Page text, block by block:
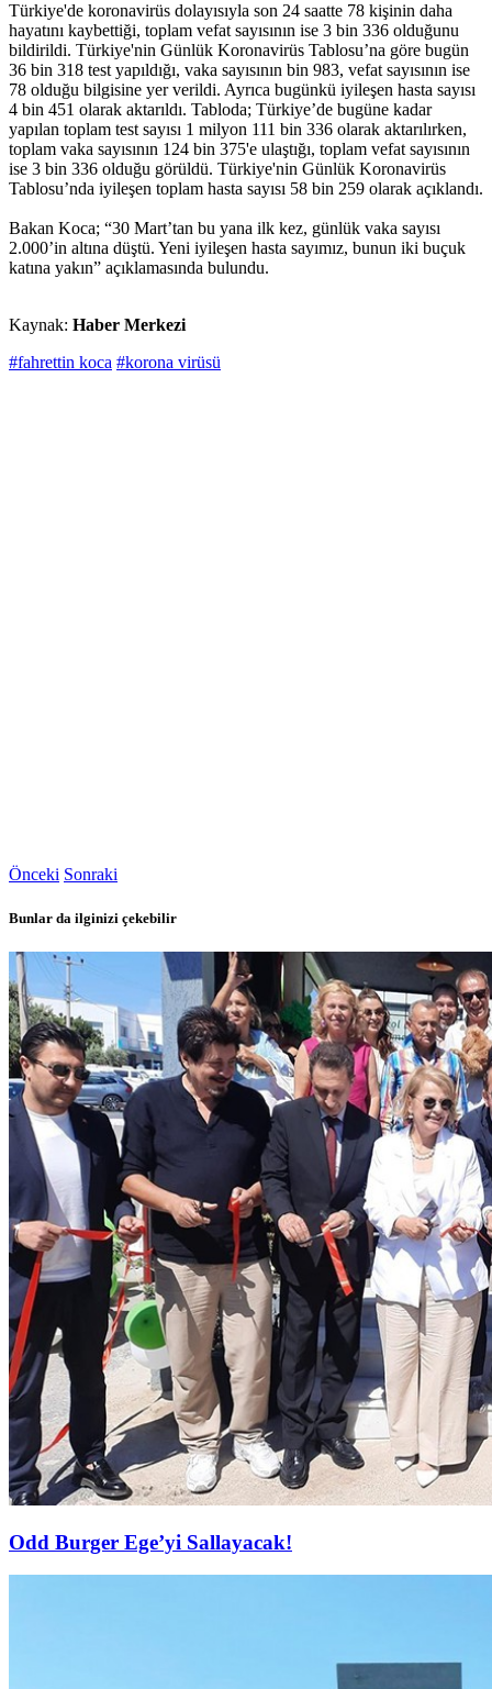
Türkiye'de koronavirüs dolayısıyla son 24 saatte 78 kişinin daha
hayatını kaybettiği, toplam vefat sayısının ise 3 bin 336 olduğunu
bildirildi. Türkiye'nin Günlük Koronavirüs Tablosu’na göre bugün
36 bin 318 test yapıldığı, vaka sayısının bin 983, vefat sayısının ise
78 olduğu bilgisine yer verildi. Ayrıca bugünkü iyileşen hasta sayısı
4 bin 451 olarak aktarıldı. Tabloda; Türkiye’de bugüne kadar
yapılan toplam test sayısı 1 milyon 111 bin 336 olarak aktarılırken,
toplam vaka sayısının 124 bin 375'e ulaştığı, toplam vefat sayısının
ise 3 bin 336 olduğu görüldü. Türkiye'nin Günlük Koronavirüs
Tablosu’nda iyileşen toplam hasta sayısı 58 bin 259 olarak açıklandı.
Bakan Koca; “30 Mart’tan bu yana ilk kez, günlük vaka sayısı
2.000’in altına düştü. Yeni iyileşen hasta sayımız, bunun iki buçuk
katına yakın” açıklamasında bulundu.
Kaynak: Haber Merkezi
#fahrettin koca #korona virüsü
Önceki Sonraki
Bunlar da ilginizi çekebilir
Odd Burger Ege’yi Sallayacak!